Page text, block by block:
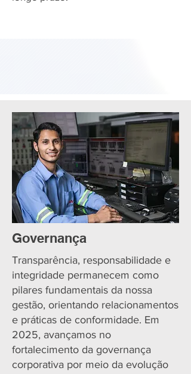
Governança
Transparência, responsabilidade e
integridade permanecem como
pilares fundamentais da nossa
gestão, orientando relacionamentos
e práticas de conformidade. Em
2025, avançamos no
fortalecimento da governança
corporativa por meio da evolução